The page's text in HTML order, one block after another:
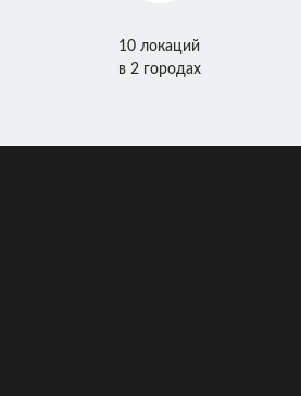
10 локаций
в 2 городах